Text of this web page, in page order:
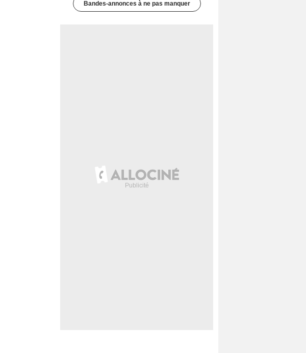
Bandes-annonces à ne pas manquer